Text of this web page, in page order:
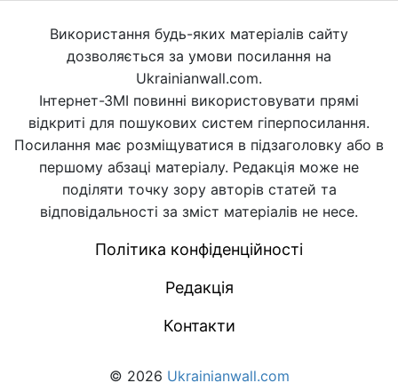
Використання будь-яких матеріалів сайту
дозволяється за умови посилання на
Ukrainianwall.com.
Інтернет-ЗМІ повинні використовувати прямі
відкриті для пошукових систем гіперпосилання.
Посилання має розміщуватися в підзаголовку або в
першому абзаці матеріалу. Редакція може не
поділяти точку зору авторів статей та
відповідальності за зміст матеріалів не несе.
Політика конфіденційності
Редакція
Контакти
© 2026 Ukrainianwall.com